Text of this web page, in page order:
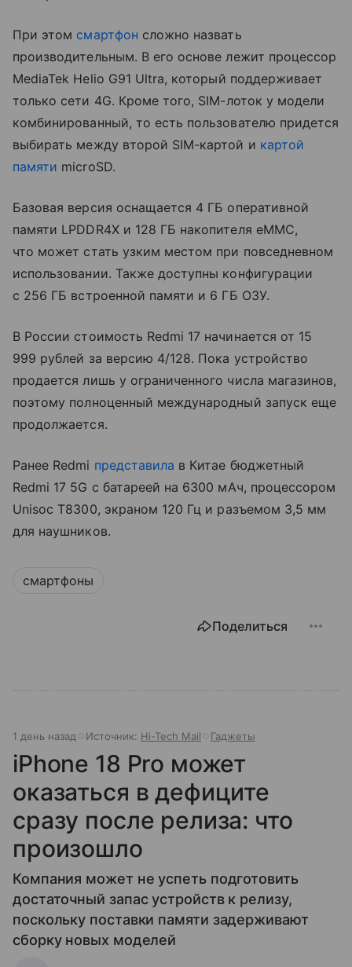
При этом смартфон сложно назвать
производительным. В его основе лежит процессор
MediaTek Helio G91 Ultra, который поддерживает
только сети 4G. Кроме того, SIM-лоток у модели
комбинированный, то есть пользователю придется
выбирать между второй SIM-картой и картой
памяти microSD.
Базовая версия оснащается 4 ГБ оперативной
памяти LPDDR4X и 128 ГБ накопителя eMMC,
что может стать узким местом при повседневном
использовании. Также доступны конфигурации
с 256 ГБ встроенной памяти и 6 ГБ ОЗУ.
В России стоимость Redmi 17 начинается от 15
999 рублей за версию 4/128. Пока устройство
продается лишь у ограниченного числа магазинов,
поэтому полноценный международный запуск еще
продолжается.
Ранее Redmi представила в Китае бюджетный
Redmi 17 5G с батареей на 6300 мАч, процессором
Unisoc T8300, экраном 120 Гц и разъемом 3,5 мм
для наушников.
смартфоны
Поделиться
1 день назад Источник: Hi-Tech Mail Гаджеты
iPhone 18 Pro может
оказаться в дефиците
сразу после релиза: что
произошло
Компания может не успеть подготовить
достаточный запас устройств к релизу,
поскольку поставки памяти задерживают
сборку новых моделей